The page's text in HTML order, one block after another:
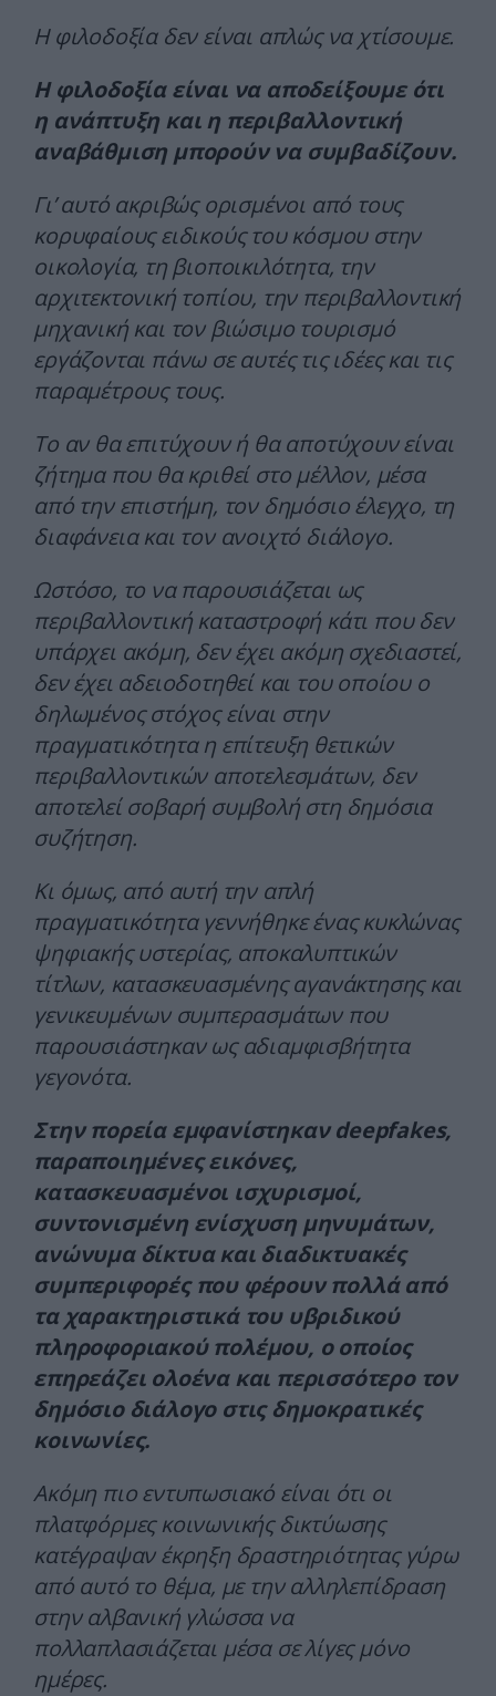
Η φιλοδοξία δεν είναι απλώς να χτίσουμε.
Η φιλοδοξία είναι να αποδείξουμε ότι
η ανάπτυξη και η περιβαλλοντική
αναβάθμιση μπορούν να συμβαδίζουν.
Γι’ αυτό ακριβώς ορισμένοι από τους
κορυφαίους ειδικούς του κόσμου στην
οικολογία, τη βιοποικιλότητα, την
αρχιτεκτονική τοπίου, την περιβαλλοντική
μηχανική και τον βιώσιμο τουρισμό
εργάζονται πάνω σε αυτές τις ιδέες και τις
παραμέτρους τους.
Το αν θα επιτύχουν ή θα αποτύχουν είναι
ζήτημα που θα κριθεί στο μέλλον, μέσα
από την επιστήμη, τον δημόσιο έλεγχο, τη
διαφάνεια και τον ανοιχτό διάλογο.
Ωστόσο, το να παρουσιάζεται ως
περιβαλλοντική καταστροφή κάτι που δεν
υπάρχει ακόμη, δεν έχει ακόμη σχεδιαστεί,
δεν έχει αδειοδοτηθεί και του οποίου ο
δηλωμένος στόχος είναι στην
πραγματικότητα η επίτευξη θετικών
περιβαλλοντικών αποτελεσμάτων, δεν
αποτελεί σοβαρή συμβολή στη δημόσια
συζήτηση.
Κι όμως, από αυτή την απλή
πραγματικότητα γεννήθηκε ένας κυκλώνας
ψηφιακής υστερίας, αποκαλυπτικών
τίτλων, κατασκευασμένης αγανάκτησης και
γενικευμένων συμπερασμάτων που
παρουσιάστηκαν ως αδιαμφισβήτητα
γεγονότα.
Στην πορεία εμφανίστηκαν deepfakes,
παραποιημένες εικόνες,
κατασκευασμένοι ισχυρισμοί,
συντονισμένη ενίσχυση μηνυμάτων,
ανώνυμα δίκτυα και διαδικτυακές
συμπεριφορές που φέρουν πολλά από
τα χαρακτηριστικά του υβριδικού
πληροφοριακού πολέμου, ο οποίος
επηρεάζει ολοένα και περισσότερο τον
δημόσιο διάλογο στις δημοκρατικές
κοινωνίες.
Ακόμη πιο εντυπωσιακό είναι ότι οι
πλατφόρμες κοινωνικής δικτύωσης
κατέγραψαν έκρηξη δραστηριότητας γύρω
από αυτό το θέμα, με την αλληλεπίδραση
στην αλβανική γλώσσα να
πολλαπλασιάζεται μέσα σε λίγες μόνο
ημέρες.